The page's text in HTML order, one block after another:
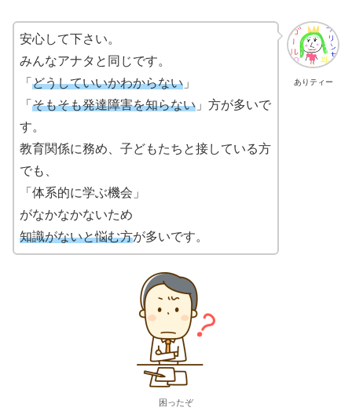
ありティー
安心して下さい。
みんなアナタと同じです。
「 どうしていいかわからない 」
「 そもそも発達障害を知らない 」方が多いで
す。
教育関係に務め、子どもたちと接している方
でも、
「体系的に学ぶ機会」
がなかなかないため
知識がないと悩む方が多いです。
困ったぞ